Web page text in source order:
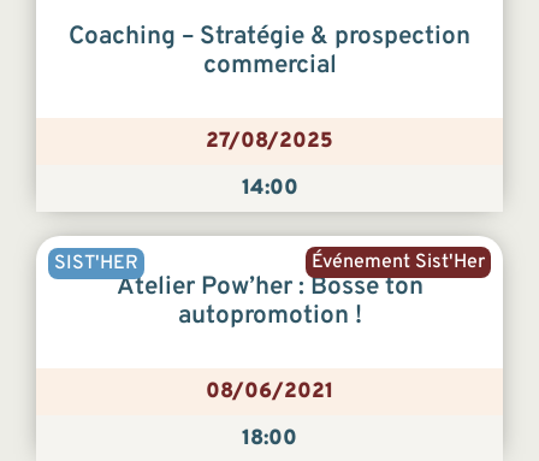
Coaching – Stratégie & prospection
commercial
27/08/2025
14:00
Événement Sist'Her
SIST'HER
Atelier Pow’her : Bosse ton
autopromotion !
08/06/2021
18:00